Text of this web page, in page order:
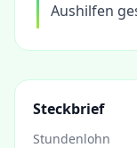
Aushilfen
Steckbrief
Stundenlohn